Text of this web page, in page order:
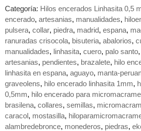
Categoría: Hilos encerados Linhasita 0,5
encerado artesanias manualidades
pulsera collar piedra madrid espana
ranuradas crisocola bisuteria abalorios
manualidades linhasita cuero palo santo
artesanias pendientes brazalete hilo
linhasita en espana aguayo manta-
graveolens hilo encerado linhasita 1mm
0,5mm hilo encerado para micromacrame
brasilena collares semillas
caracol mostasilla
alambredebronce monederos piedras